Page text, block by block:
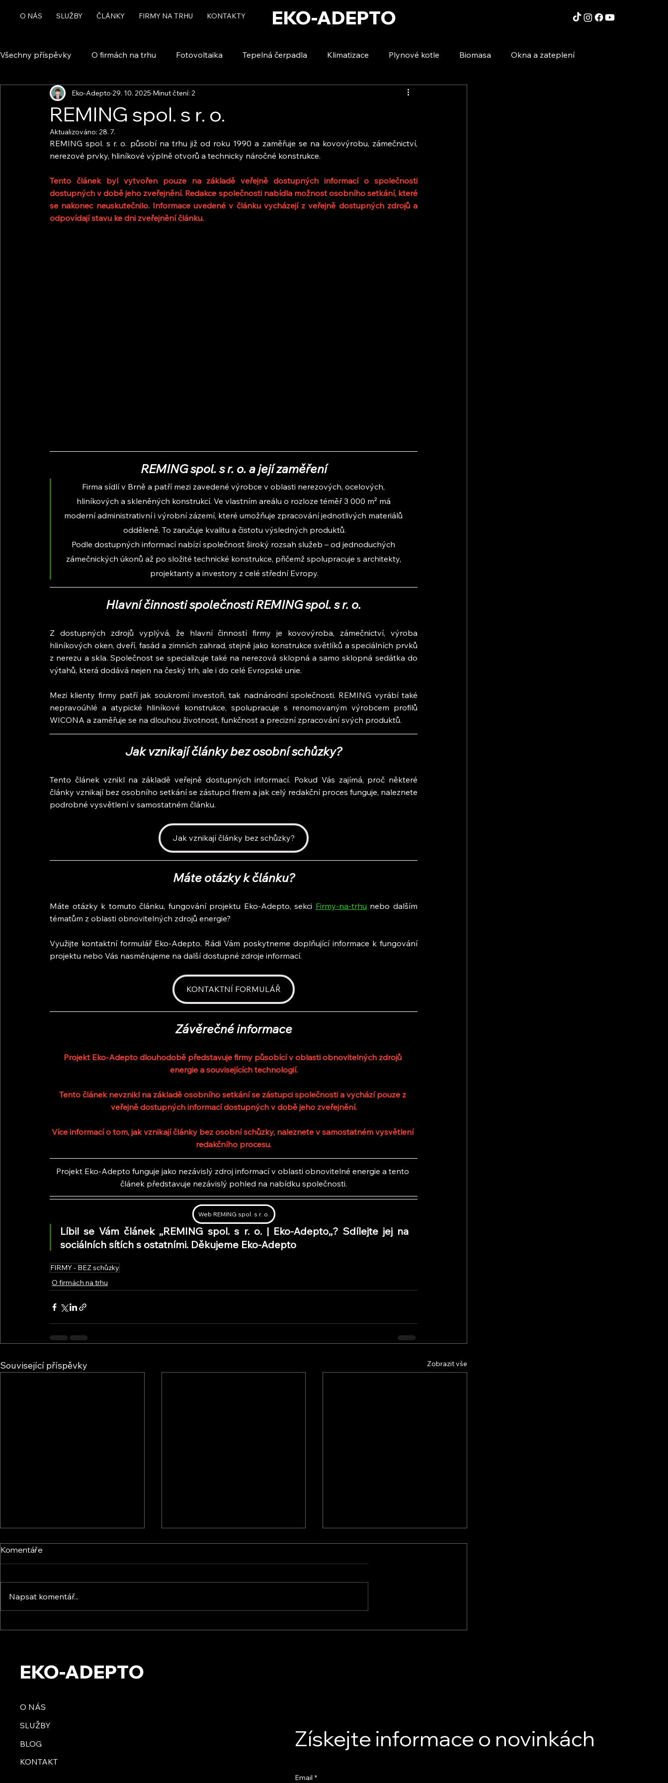
O NÁS SLUŽBY ČLÁNKY FIRMY NA TRHU KONTAKTY EKO-ADEPTO
Všechny příspěvky O firmách na trhu Fotovoltaika Tepelná čerpadla Klimatizace Plynové kotle Biomasa Okna a zateplení
Rekuperace a větrání Chytrá domácnost a automatizace Voda a úspory
REMING spol. s r. o.
Eko-Adepto 29. 10. 2025 Minut čtení: 2
Aktualizováno: 28. 7.
REMING spol. s r. o. působí na trhu již od roku 1990 a zaměřuje se na kovovýrobu, zámečnictví,
nerezové prvky, hliníkové výplně otvorů a technicky náročné konstrukce.
Tento článek byl vytvořen pouze na základě veřejně dostupných informací o společnosti
dostupných v době jeho zveřejnění. Redakce společnosti nabídla možnost osobního setkání, které
se nakonec neuskutečnilo. Informace uvedené v článku vycházejí z veřejně dostupných zdrojů a
odpovídají stavu ke dni zveřejnění článku.
REMING spol. s r. o. a její zaměření
Firma sídlí v Brně a patří mezi zavedené výrobce v oblasti nerezových, ocelových,
hliníkových a skleněných konstrukcí. Ve vlastním areálu o rozloze téměř 3 000 m² má
moderní administrativní i výrobní zázemí, které umožňuje zpracování jednotlivých materiálů
odděleně. To zaručuje kvalitu a čistotu výsledných produktů.
Podle dostupných informací nabízí společnost široký rozsah služeb – od jednoduchých
zámečnických úkonů až po složité technické konstrukce, přičemž spolupracuje s architekty,
projektanty a investory z celé střední Evropy.
Hlavní činnosti společnosti REMING spol. s r. o.
Z dostupných zdrojů vyplývá, že hlavní činností firmy je kovovýroba, zámečnictví, výroba
hliníkových oken, dveří, fasád a zimních zahrad, stejně jako konstrukce světlíků a speciálních prvků
z nerezu a skla. Společnost se specializuje také na nerezová sklopná a samo sklopná sedátka do
výtahů, která dodává nejen na český trh, ale i do celé Evropské unie.
Mezi klienty firmy patří jak soukromí investoři, tak nadnárodní společnosti. REMING vyrábí také
nepravoúhlé a atypické hliníkové konstrukce, spolupracuje s renomovaným výrobcem profilů
WICONA a zaměřuje se na dlouhou životnost, funkčnost a precizní zpracování svých produktů.
Jak vznikají články bez osobní schůzky?
Tento článek vznikl na základě veřejně dostupných informací. Pokud Vás zajímá, proč některé
články vznikají bez osobního setkání se zástupci firem a jak celý redakční proces funguje, naleznete
podrobné vysvětlení v samostatném článku.
Jak vznikají články bez schůzky?
Máte otázky k článku?
Máte otázky k tomuto článku, fungování projektu Eko-Adepto, sekci Firmy-na-trhu nebo dalším
tématům z oblasti obnovitelných zdrojů energie?
Využijte kontaktní formulář Eko-Adepto. Rádi Vám poskytneme doplňující informace k fungování
projektu nebo Vás nasměrujeme na další dostupné zdroje informací.
KONTAKTNÍ FORMULÁŘ
Závěrečné informace
Projekt Eko-Adepto dlouhodobě představuje firmy působící v oblasti obnovitelných zdrojů
energie a souvisejících technologií.
Tento článek nevznikl na základě osobního setkání se zástupci společnosti a vychází pouze z
veřejně dostupných informací dostupných v době jeho zveřejnění.
Více informací o tom, jak vznikají články bez osobní schůzky, naleznete v samostatném vysvětlení
redakčního procesu.
Projekt Eko-Adepto funguje jako nezávislý zdroj informací v oblasti obnovitelné energie a tento
článek představuje nezávislý pohled na nabídku společnosti.
Web REMING spol. s r. o.
Líbil se Vám článek ,,REMING spol. s r. o. | Eko-Adepto,,? Sdílejte jej na
sociálních sítích s ostatními. Děkujeme Eko-Adepto
FIRMY - BEZ schůzky
O firmách na trhu
Související příspěvky Zobrazit vše
Komentáře
Napsat komentář...
EKO-ADEPTO
O NÁS
SLUŽBY
BLOG
KONTAKT
Získejte informace o novinkách
Email *